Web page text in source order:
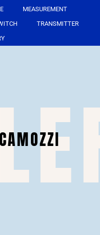
MEASUREMENT
TRANSMITTER